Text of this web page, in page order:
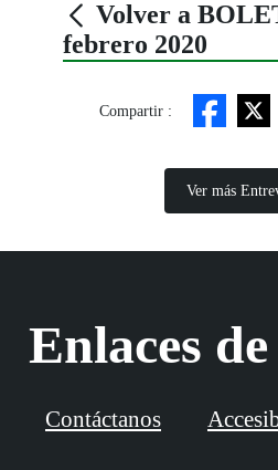
Volver a
febrero 2020
Compartir :
Ver más
Enlaces
Contáctanos